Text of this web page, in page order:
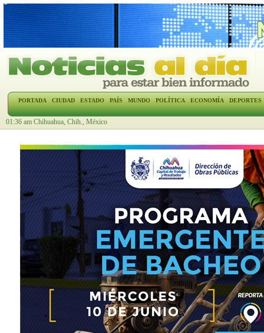
PORTADA CIUDAD ESTADO PAÍS MUNDO POLÍTICA ECONOMÍA DEPORTES
01:36 am Chihuahua, Chih., México